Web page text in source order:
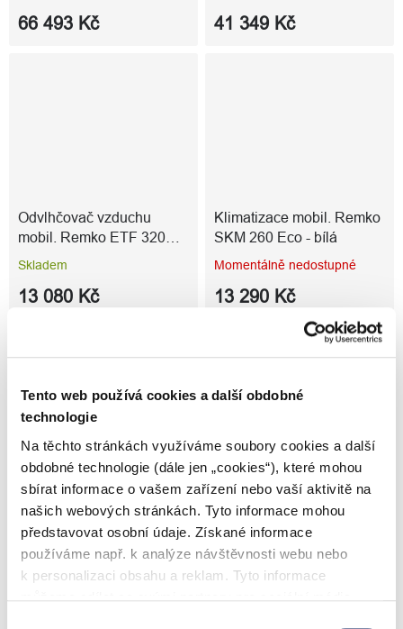
Tento web používá cookies a další obdobné
technologie
Na těchto stránkách využíváme soubory cookies a další
obdobné technologie (dále jen „cookies“), které mohou
sbírat informace o vašem zařízení nebo vaší aktivitě na
našich webových stránkách. Tyto informace mohou
představovat osobní údaje. Získané informace
používáme např. k analýze návštěvnosti webu nebo
k personalizaci obsahu a reklam. Tyto informace
66 493 Kč 41 349 Kč
Odvlhčovač vzduchu
mobil. Remko ETF 320
Eco - bílá
Skladem
13 080 Kč
Klimatizace mobil. Remko
SKM 260 Eco - bílá
Momentálně nedostupné
13 290 Kč
Klimatizace mobil. Remko
MKT 295 ECO - bílá
Momentálně nedostupné
16 810 Kč
Klimatizace s montáží
Toshiba Haori 3,5 kW
Skladem
54 544 Kč